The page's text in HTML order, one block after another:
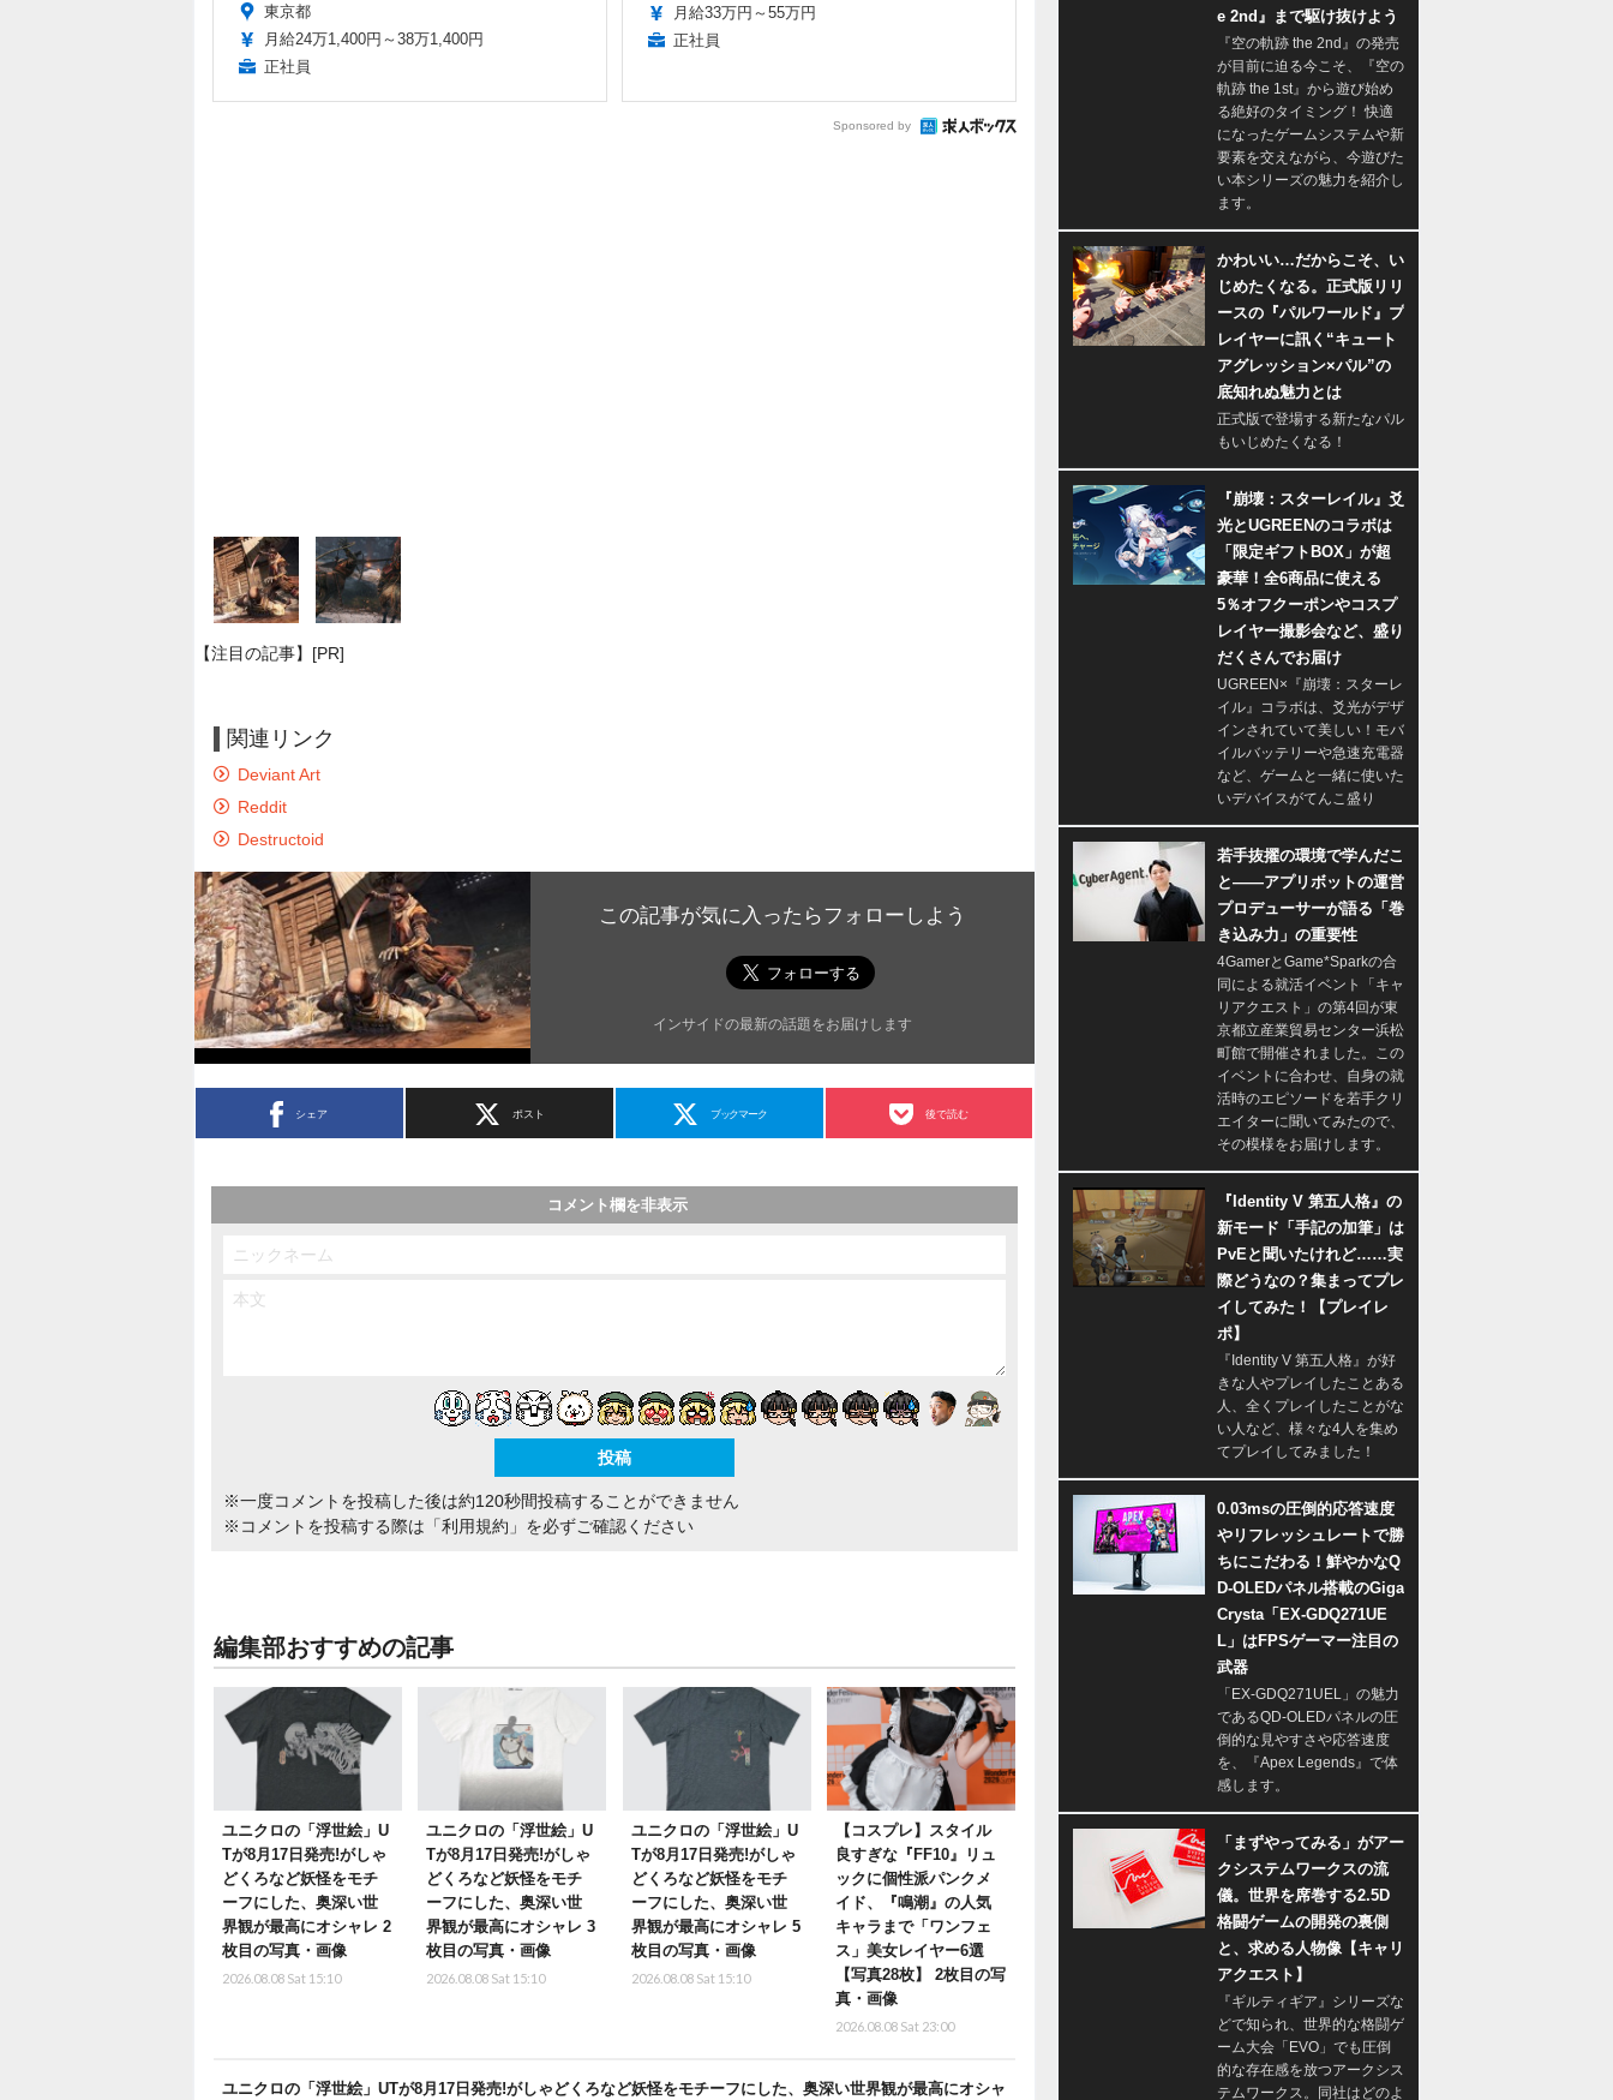
東京都
月給24万1,400円～38万1,400円
正社員
月給33万円～55万円
正社員
Sponsored by
【注目の記事】[PR]
関連リンク
Deviant Art
Reddit
Destructoid
この記事が気に入ったらフォローしよう
インサイドの最新の話題をお届けします
シェア ポスト ブックマーク 後で読む
コメント欄を非表示
※一度コメントを投稿した後は約120秒間投稿することができません
※コメントを投稿する際は 「利用規約」 を必ずご確認ください
編集部おすすめの記事
ユニクロの「浮世絵」U
Tが8月17日発売!がしゃ
どくろなど妖怪をモチ
ーフにした、奥深い世
界観が最高にオシャレ 2
枚目の写真・画像
2026.08.08 Sat 15:10
ユニクロの「浮世絵」U
Tが8月17日発売!がしゃ
どくろなど妖怪をモチ
ーフにした、奥深い世
界観が最高にオシャレ 3
枚目の写真・画像
2026.08.08 Sat 15:10
ユニクロの「浮世絵」U
Tが8月17日発売!がしゃ
どくろなど妖怪をモチ
ーフにした、奥深い世
界観が最高にオシャレ 5
枚目の写真・画像
2026.08.08 Sat 15:10
【コスプレ】スタイル
良すぎな『FF10』リュ
ックに個性派パンクメ
イド、『鳴潮』の人気
キャラまで「ワンフェ
ス」美女レイヤー6選
【写真28枚】 2枚目の写
真・画像
2026.08.08 Sat 23:00
ユニクロの「浮世絵」UTが8月17日発売!がしゃどくろなど妖怪をモチーフにした、奥深い世界観が最高にオシャ
e 2nd』まで駆け抜けよう
『空の軌跡 the 2nd』の発売
が目前に迫る今こそ、『空の
軌跡 the 1st』から遊び始め
る絶好のタイミング！ 快適
になったゲームシステムや新
要素を交えながら、今遊びた
い本シリーズの魅力を紹介し
ます。
かわいい…だからこそ、い
じめたくなる。正式版リリ
ースの『パルワールド』プ
レイヤーに訊く“キュート
アグレッション×パル”の
底知れぬ魅力とは
正式版で登場する新たなパル
もいじめたくなる！
『崩壊：スターレイル』爻
光とUGREENのコラボは
「限定ギフトBOX」が超
豪華！全6商品に使える
5％オフクーポンやコスプ
レイヤー撮影会など、盛り
だくさんでお届け
UGREEN×『崩壊：スターレ
イル』コラボは、爻光がデザ
インされていて美しい！モバ
イルバッテリーや急速充電器
など、ゲームと一緒に使いた
いデバイスがてんこ盛り
若手抜擢の環境で学んだこ
と――アプリボットの運営
プロデューサーが語る「巻
き込み力」の重要性
4GamerとGame*Sparkの合
同による就活イベント「キャ
リアクエスト」の第4回が東
京都立産業貿易センター浜松
町館で開催されました。この
イベントに合わせ、自身の就
活時のエピソードを若手クリ
エイターに聞いてみたので、
その模様をお届けします。
『Identity V 第五人格』の
新モード「手記の加筆」は
PvEと聞いたけれど……実
際どうなの？集まってプレ
イしてみた！【プレイレ
ポ】
『Identity V 第五人格』が好
きな人やプレイしたことある
人、全くプレイしたことがな
い人など、様々な4人を集め
てプレイしてみました！
0.03msの圧倒的応答速度
やリフレッシュレートで勝
ちにこだわる！鮮やかなQ
D-OLEDパネル搭載のGiga
Crysta「EX-GDQ271UE
L」はFPSゲーマー注目の
武器
「EX-GDQ271UEL」の魅力
であるQD-OLEDパネルの圧
倒的な見やすさや応答速度
を、『Apex Legends』で体
感します。
「まずやってみる」がアー
クシステムワークスの流
儀。世界を席巻する2.5D
格闘ゲームの開発の裏側
と、求める人物像【キャリ
アクエスト】
『ギルティギア』シリーズな
どで知られ、世界的な格闘ゲ
ーム大会「EVO」でも圧倒
的な存在感を放つアークシス
テムワークス。同社はどのよ